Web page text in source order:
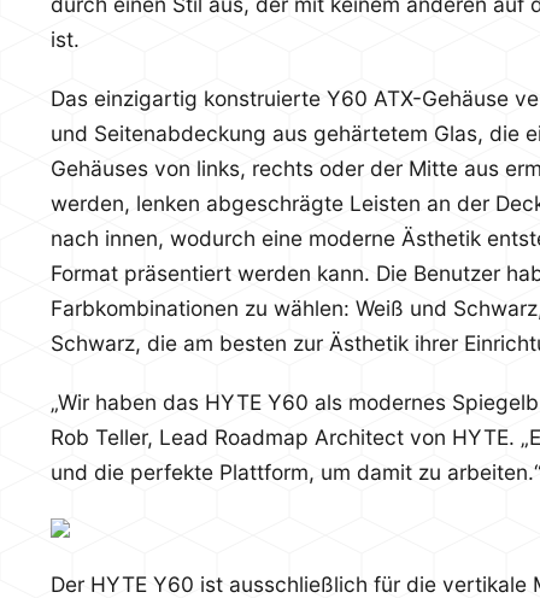
ist.
Das einzigartig konstruierte Y60 ATX-Gehäuse
und Seitenabdeckung aus gehärtetem Glas, die
Gehäuses von links, rechts oder der Mitte aus
werden, lenken abgeschrägte Leisten an der
nach innen, wodurch eine moderne Ästhetik
Format präsentiert werden kann. Die Benutzer
Farbkombinationen zu wählen: Weiß und
Schwarz, die am besten zur Ästhetik ihrer
„Wir haben das HYTE Y60 als modernes
Rob Teller, Lead Roadmap Architect von HYTE.
und die perfekte Plattform, um damit zu
Der HYTE Y60 ist ausschließlich für die